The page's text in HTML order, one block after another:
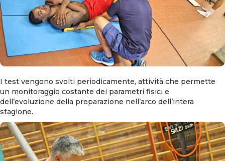
I test vengono svolti periodicamente, attività che permette
un monitoraggio costante dei parametri fisici e
dell’evoluzione della preparazione nell’arco dell’intera
stagione.